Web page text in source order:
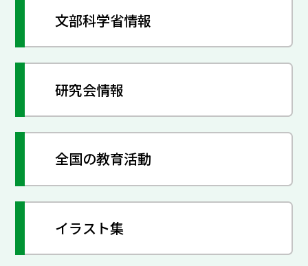
文部科学省情報
研究会情報
全国の教育活動
イラスト集